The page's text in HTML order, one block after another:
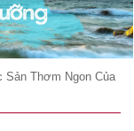
Sản Thơm Ngon Của